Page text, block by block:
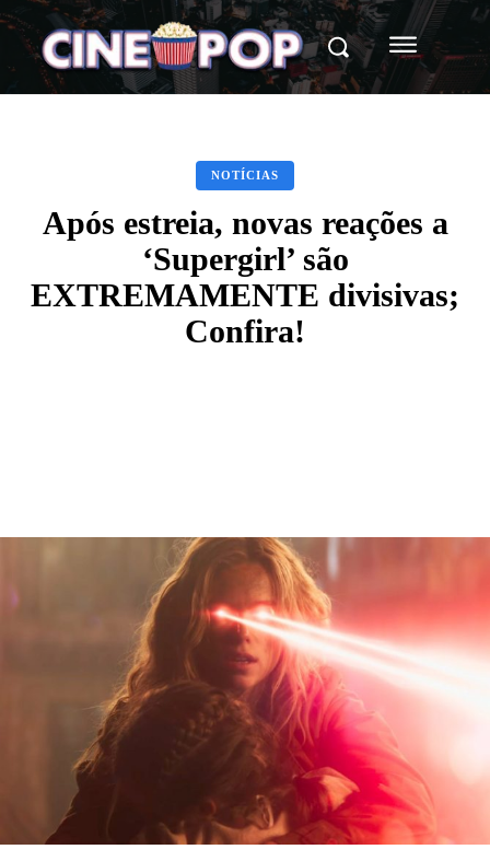
NOTÍCIAS
Após estreia, novas reações a
‘Supergirl’ são
EXTREMAMENTE divisivas;
Confira!